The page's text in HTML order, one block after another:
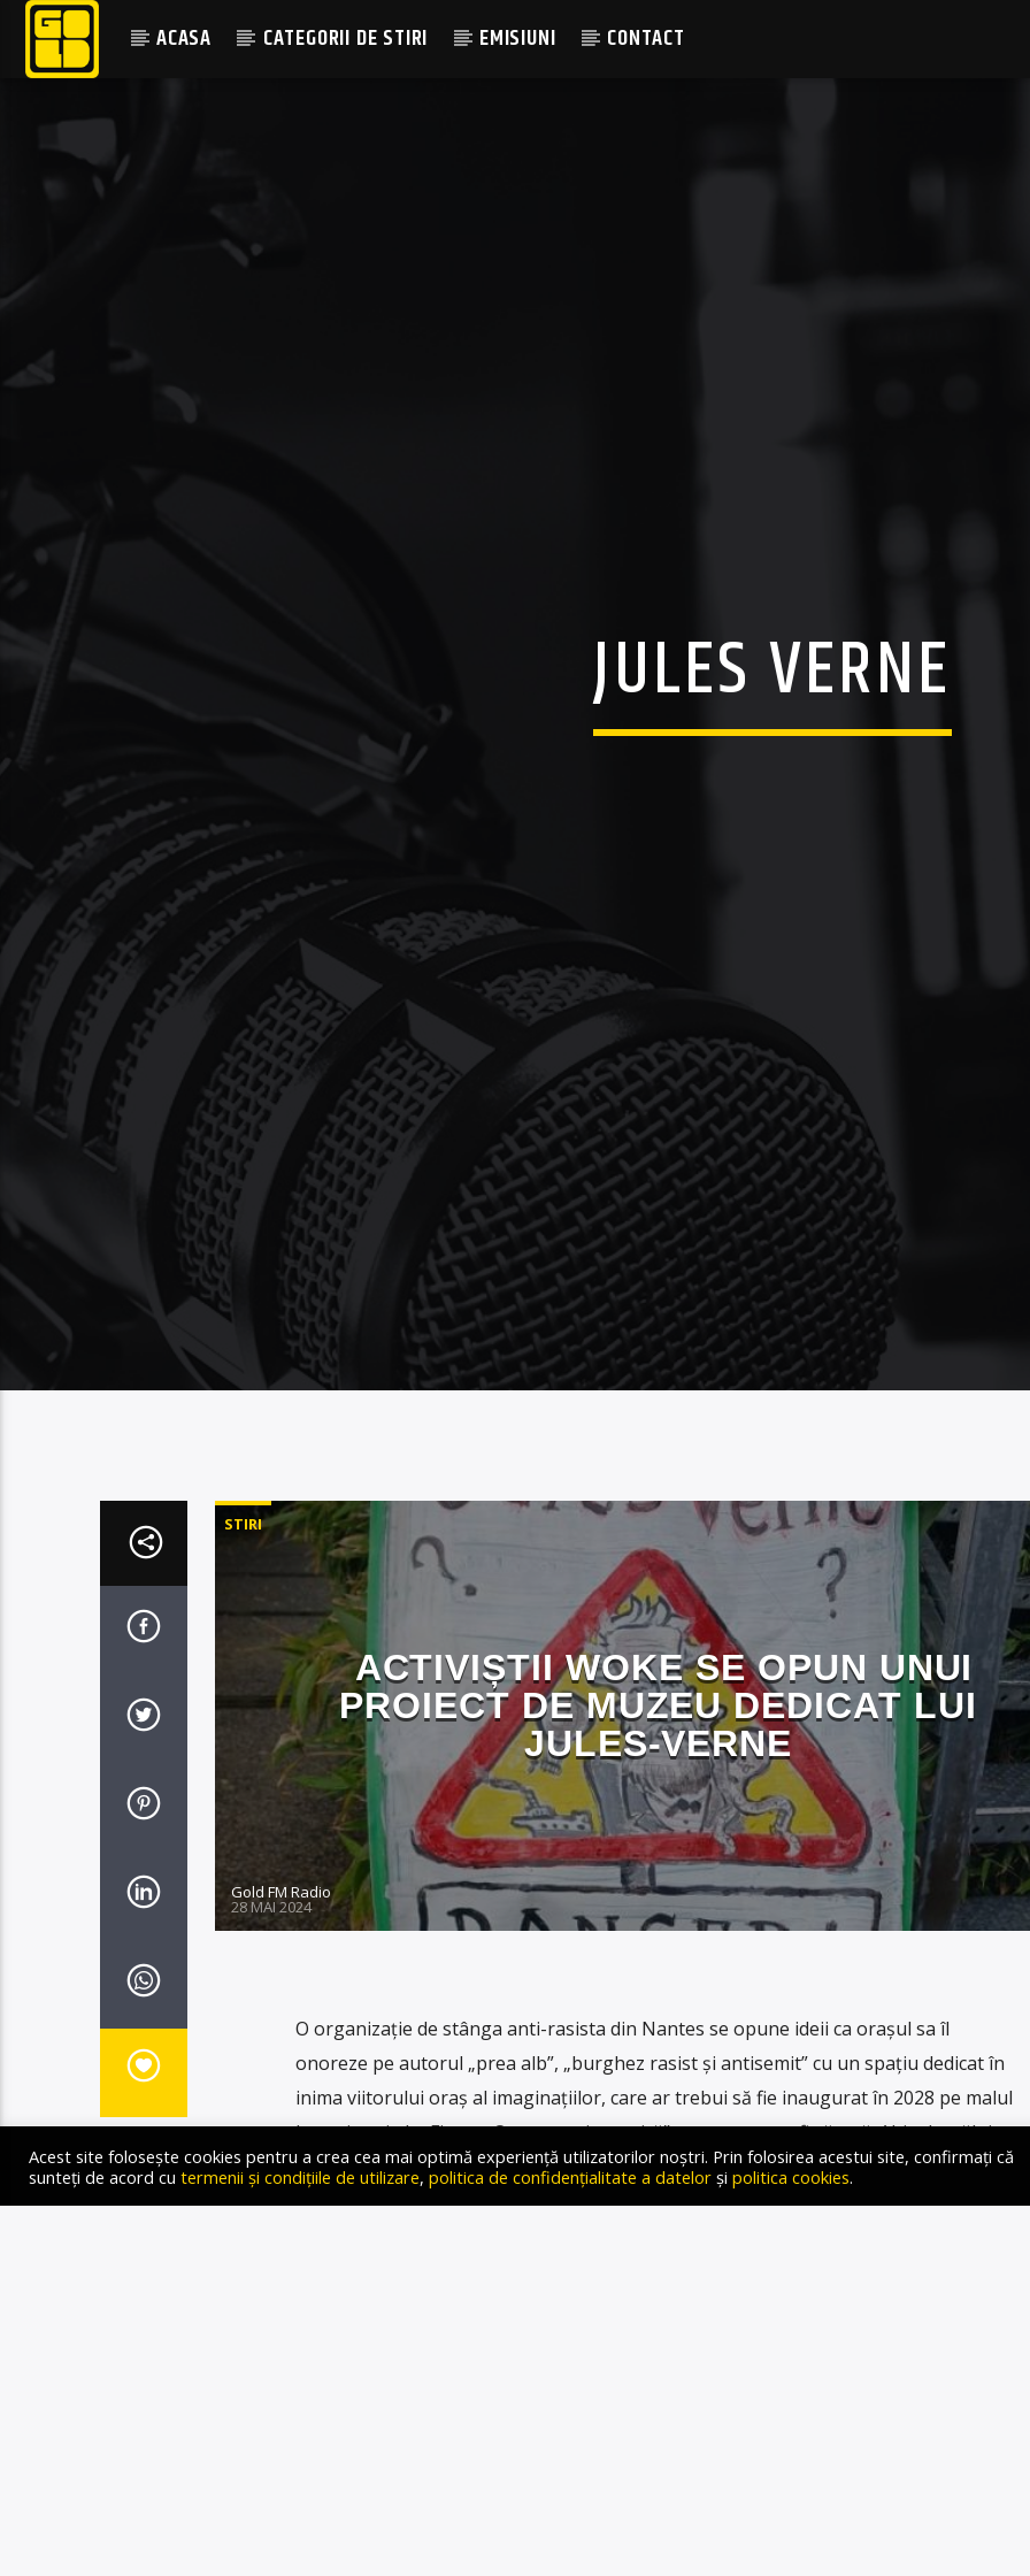
ACASA CATEGORII DE STIRI EMISIUNI CONTACT
JULES VERNE
STIRI
ACTIVIȘTII WOKE SE OPUN UNUI
PROIECT DE MUZEU DEDICAT LUI
JULES-VERNE
Gold FM Radio
28 MAI 2024
O organizație de stânga anti-rasista din Nantes se opune ideii ca orașul sa îl
onoreze pe autorul „prea alb”, „burghez rasist și antisemit” cu un spațiu dedicat în
inima viitorului oraș al imaginațiilor, care ar trebui să fie inaugurat în 2028 pe malul
Loarei, scrie Le Figaro. O „moștenire toxică” care nu poate fi văzută. Abia dezvăluit,
proiectul […]
Acest site folosește cookies pentru a crea cea mai optimă experiență utilizatorilor noștri. Prin folosirea acestui site, confirmați că
sunteți de acord cu termenii și condițiile de utilizare, politica de confidențialitate a datelor și politica cookies.